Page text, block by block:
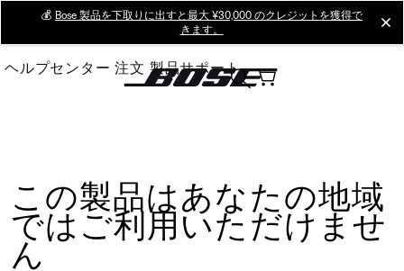
Main
💰 Bose 製品を下取りに出すと最大 ¥30,000 のクレジットを獲得で
きます。
ヘルプセンター 注文 製品サポート
この製品はあなたの地域
ではご利用いただけませ
ん